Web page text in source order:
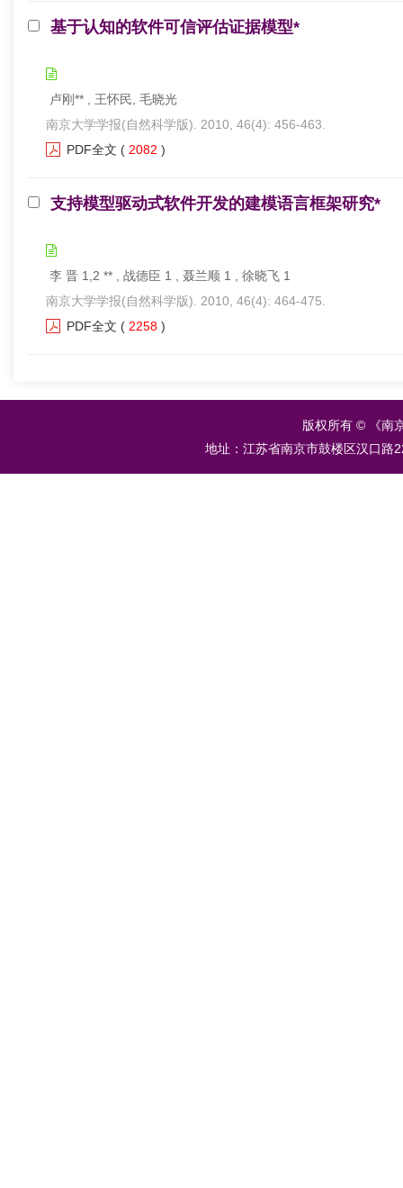
基于认知的软件可信评估证据模型*
卢刚** , 王怀民, 毛晓光
南京大学学报(自然科学版). 2010, 46(4): 456-463.
PDF全文 ( 2082 )
支持模型驱动式软件开发的建模语言框架研究*
李 晋 1,2 ** , 战德臣 1 , 聂兰顺 1 , 徐晓飞 1
南京大学学报(自然科学版). 2010, 46(4): 464-475.
PDF全文 ( 2258 )
版权所有 © 《南
地址：江苏省南京市鼓楼区汉口